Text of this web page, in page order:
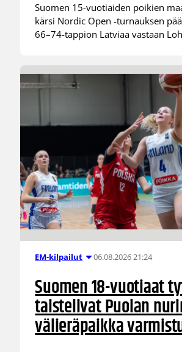
Suomen 15-vuotiaiden poikien
kärsi Nordic Open -turnauksen
66–74-tappion Latviaa vastaan
EM-kilpailut 06.08.2026 21:24
Suomen 18-vuotiaat
taistelivat Puolan
välieräpaikka